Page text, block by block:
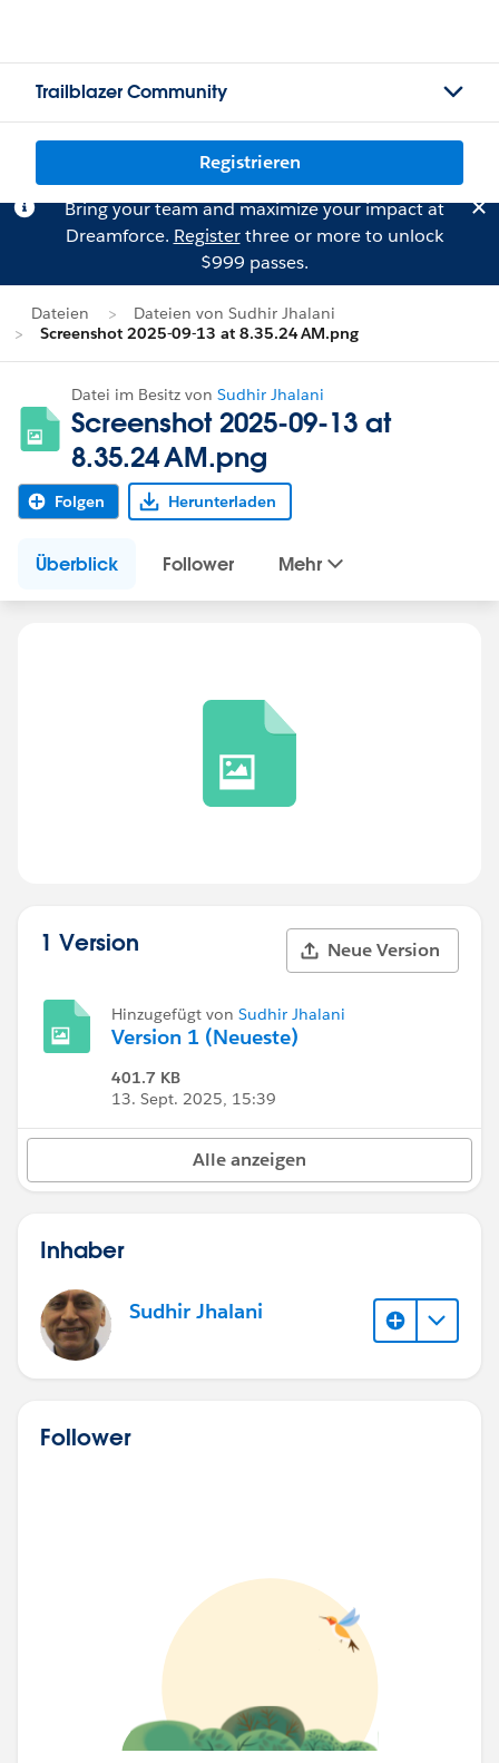
Trailblazer Community
Registrieren
Bring your team and maximize your impact at
Dreamforce. Registerthree or more to unlock
$999 passes.
Dateien
Dateien von Sudhir Jhalani
Screenshot 2025-09-13 at 8.35.24 AM.png
Datei im Besitz von Sudhir Jhalani
Screenshot 2025-09-13 at
8.35.24 AM.png
Folgen Herunterladen
Überblick Follower Mehr
1 Version Neue Version
Hinzugefügt von Sudhir Jhalani
Version 1 (Neueste)
401.7 KB
13. Sept. 2025, 15:39
Alle anzeigen
Inhaber
Sudhir Jhalani
Follower